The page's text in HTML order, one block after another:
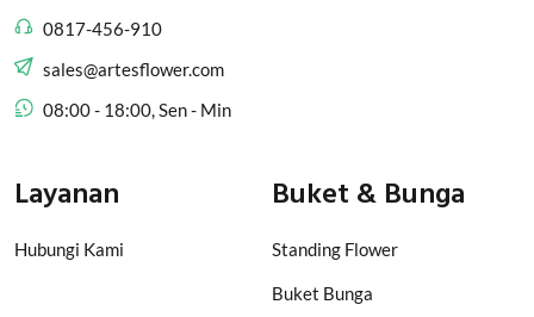
0817-456-910
sales@artesflower.com
08:00 - 18:00, Sen - Min
Layanan
Hubungi Kami
Buket & Bunga
Standing Flower
Buket Bunga